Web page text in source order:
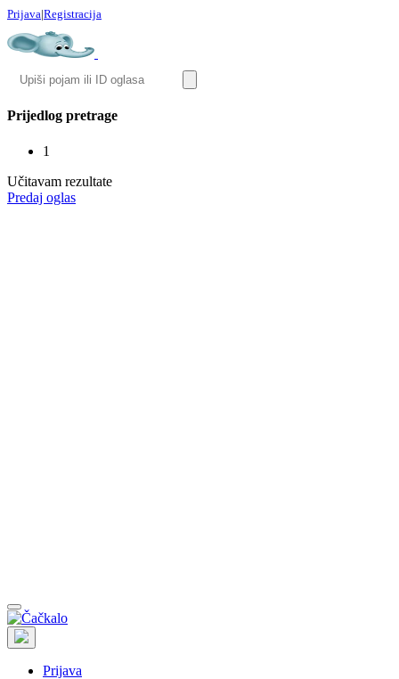
Prijava|Registracija
Prijedlog pretrage
1
Učitavam rezultate
Predaj oglas
Prijava